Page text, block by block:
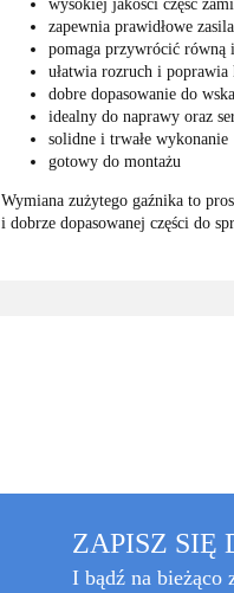
wysokiej jakości część
zapewnia prawidłowe
pomaga przywrócić równą
ułatwia rozruch i
dobre dopasowanie do
idealny do naprawy oraz
solidne i trwałe wykonanie
gotowy do montażu
Wymiana zużytego gaźnika to
i dobrze dopasowanej części do
ZAPISZ SIĘ
I bądź na bieżąco